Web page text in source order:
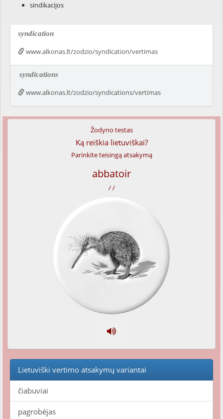
sindikacijos
syndication
www.alkonas.lt/zodzio/syndication/vertimas
syndications
www.alkonas.lt/zodzio/syndications/vertimas
Žodyno testas
Ką reiškia lietuviškai?
Parinkite teisingą atsakymą
abbatoir
/ /
Lietuviški vertimo atsakymų variantai
čiabuviai
pagrobėjas